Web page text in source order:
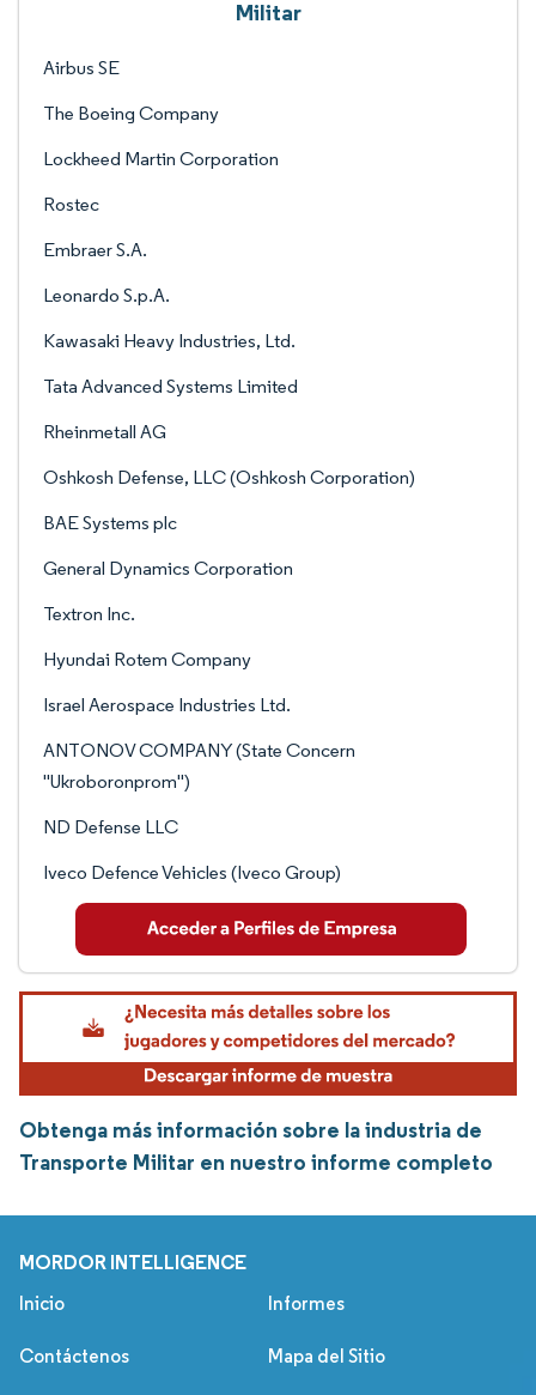
Militar
Airbus SE
The Boeing Company
Lockheed Martin Corporation
Rostec
Embraer S.A.
Leonardo S.p.A.
Kawasaki Heavy Industries, Ltd.
Tata Advanced Systems Limited
Rheinmetall AG
Oshkosh Defense, LLC (Oshkosh Corporation)
BAE Systems plc
General Dynamics Corporation
Textron Inc.
Hyundai Rotem Company
Israel Aerospace Industries Ltd.
ANTONOV COMPANY (State Concern
"Ukroboronprom")
ND Defense LLC
Iveco Defence Vehicles (Iveco Group)
Obtenga más información sobre la industria de
Transporte Militar en nuestro informe completo
MORDOR INTELLIGENCE
Inicio Informes
Contáctenos Mapa del Sitio